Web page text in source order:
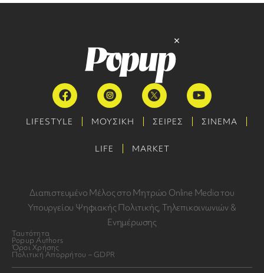
LIFESTYLE ΜΟΥΣΙΚΗ ΣΕΙΡΕΣ ΣΙΝΕΜΑ
LIFE MARKET
Διαπιστευμένο Μέλος στο Μητρώο Online Media του
Υπουργείου Ψηφιακής Πολιτικής, Τηλεπικοινωνιών &
Ενημέρωσης
Ταυτότητα
Popup Authors
Όροι Χρήσης
Πολιτική Απορρήτου – GDPR